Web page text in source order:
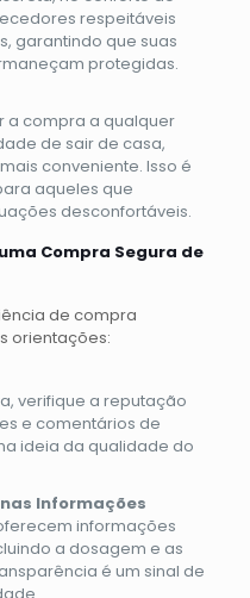
respeitáveis
garantindo que suas
protegidas.
a compra a qualquer
de sair de casa,
conveniente. Isso é
aqueles que
desconfortáveis.
Compra Segura de
de compra
orientações:
verifique a reputação
e comentários de
ideia da qualidade do
Informações
informações
a dosagem e as
é um sinal de